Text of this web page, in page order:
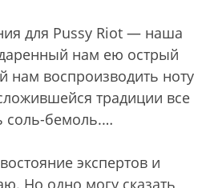
для Pussy Riot — наша
нам ею острый
нам воспроизводить ноту
традиции все
соль-бемоль.…
экспертов и
Но одно могу сказать